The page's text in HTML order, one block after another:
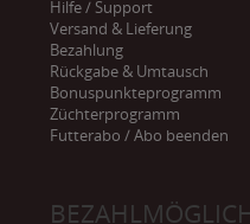
Hilfe / Support
Versand & Lieferung
Bezahlung
Rückgabe & Umtausch
Bonuspunkteprogramm
Züchterprogramm
Futterabo / Abo beenden